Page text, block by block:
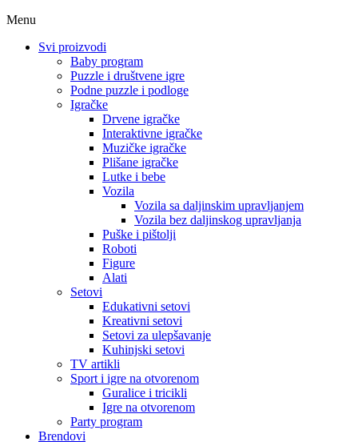
Menu
Svi proizvodi
Baby program
Puzzle i društvene igre
Podne puzzle i podloge
Igračke
Drvene igračke
Interaktivne igračke
Muzičke igračke
Plišane igračke
Lutke i bebe
Vozila
Vozila sa daljinskim upravljanjem
Vozila bez daljinskog upravljanja
Puške i pištolji
Roboti
Figure
Alati
Setovi
Edukativni setovi
Kreativni setovi
Setovi za ulepšavanje
Kuhinjski setovi
TV artikli
Sport i igre na otvorenom
Guralice i tricikli
Igre na otvorenom
Party program
Brendovi